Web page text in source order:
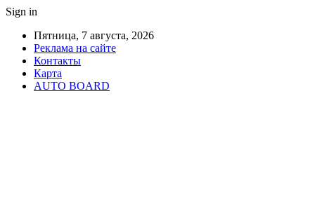
Sign in
Пятница, 7 августа, 2026
Реклама на сайте
Контакты
Карта
AUTO BOARD